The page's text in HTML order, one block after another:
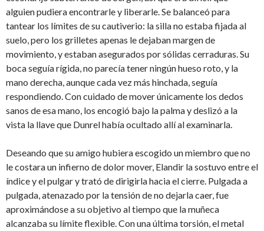
alguien pudiera encontrarle y liberarle. Se balanceó para
tantear los límites de su cautiverio: la silla no estaba fijada al
suelo, pero los grilletes apenas le dejaban margen de
movimiento, y estaban asegurados por sólidas cerraduras. Su
boca seguía rígida, no parecía tener ningún hueso roto, y la
mano derecha, aunque cada vez más hinchada, seguía
respondiendo. Con cuidado de mover únicamente los dedos
sanos de esa mano, los encogió bajo la palma y deslizó a la
vista la llave que Dunrel había ocultado allí al examinarla.
Deseando que su amigo hubiera escogido un miembro que no
le costara un infierno de dolor mover, Elandir la sostuvo entre el
índice y el pulgar y trató de dirigirla hacia el cierre. Pulgada a
pulgada, atenazado por la tensión de no dejarla caer, fue
aproximándose a su objetivo al tiempo que la muñeca
alcanzaba su límite flexible. Con una última torsión, el metal